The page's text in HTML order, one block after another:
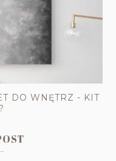
DO WNĘTRZ - KIT